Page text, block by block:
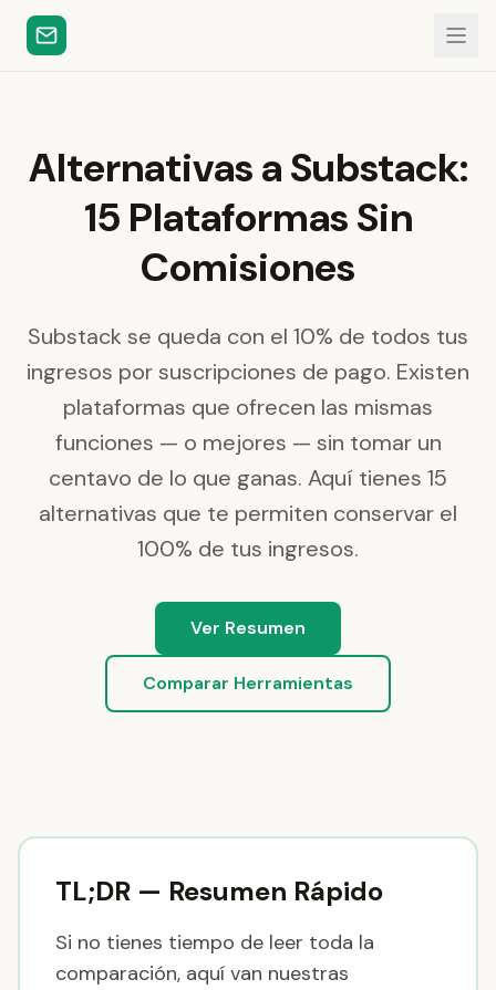
Alternativas a Substack:
15 Plataformas Sin
Comisiones
Substack se queda con el 10% de todos tus
ingresos por suscripciones de pago. Existen
plataformas que ofrecen las mismas
funciones — o mejores — sin tomar un
centavo de lo que ganas. Aquí tienes 15
alternativas que te permiten conservar el
100% de tus ingresos.
Ver Resumen
Comparar Herramientas
TL;DR — Resumen Rápido
Si no tienes tiempo de leer toda la
comparación, aquí van nuestras